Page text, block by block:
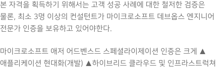
본 자격을 획득하기 위해서는 고객 성공 사례에 대한 철저한 검증은
물론, 최소 3명 이상의 컨설턴트가 마이크로소프트 데브옵스 엔지니어
전문가 인증을 보유하고 있어야한다.
마이크로소프트 애저 어드벤스드 스페셜라이제이션 인증은 크게 ▲
애플리케이션 현대화(개발) ▲하이브리드 클라우드 및 인프라스트럭쳐